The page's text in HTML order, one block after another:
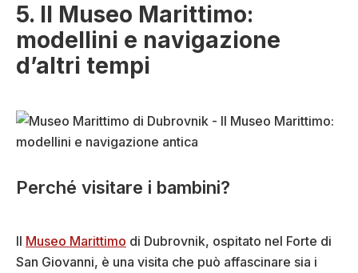
5. Il Museo Marittimo:
modellini e navigazione
d’altri tempi
Perché visitare i bambini?
Il Museo Marittimo di Dubrovnik, ospitato nel Forte di
San Giovanni, è una visita che può affascinare sia i